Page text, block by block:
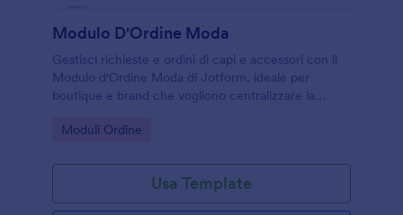
Modulo D'Ordine Moda
Gestisci richieste e ordini di capi e accessori con il
Modulo d'Ordine Moda di Jotform, ideale per
boutique e brand che vogliono centralizzare la
Go to Category:
Moduli Ordine
Usa Template